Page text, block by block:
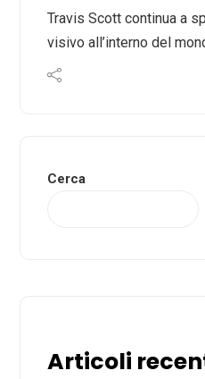
Travis Scott continua a
visivo all’interno del
Cerca
Articoli